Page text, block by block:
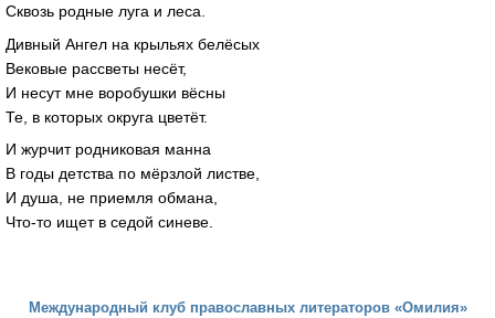
Сквозь родные луга и леса.
Дивный Ангел на крыльях белёсых
Вековые рассветы несёт,
И несут мне воробушки вёсны
Те, в которых округа цветёт.
И журчит родниковая манна
В годы детства по мёрзлой листве,
И душа, не приемля обмана,
Что-то ищет в седой синеве.
Международный клуб православных литераторов «Омилия»